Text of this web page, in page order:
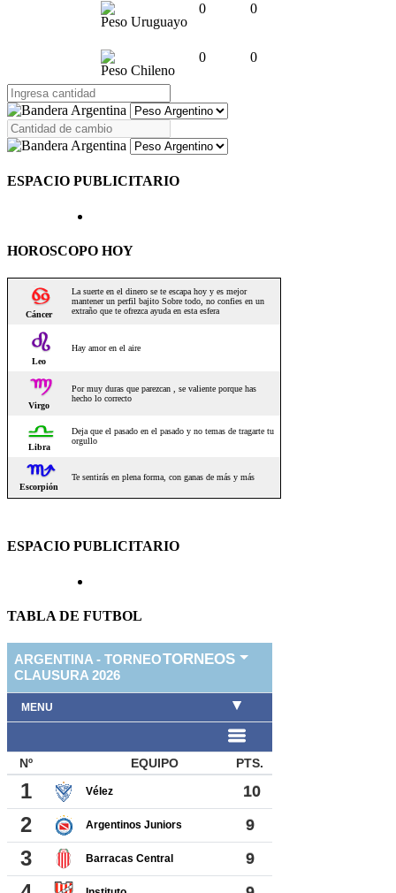
Peso Uruguayo
0 0
Peso Chileno
0 0
ESPACIO PUBLICITARIO
HOROSCOPO HOY
ESPACIO PUBLICITARIO
TABLA DE FUTBOL